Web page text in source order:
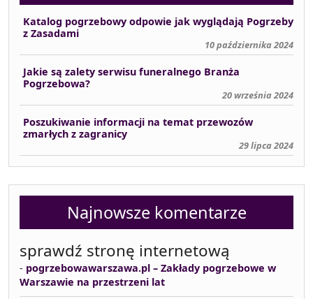
Katalog pogrzebowy odpowie jak wyglądają Pogrzeby
z Zasadami
10 października 2024
Jakie są zalety serwisu funeralnego Branża
Pogrzebowa?
20 września 2024
Poszukiwanie informacji na temat przewozów
zmarłych z zagranicy
29 lipca 2024
Najnowsze komentarze
sprawdź stronę internetową
- pogrzebowawarszawa.pl – Zakłady pogrzebowe w
Warszawie na przestrzeni lat